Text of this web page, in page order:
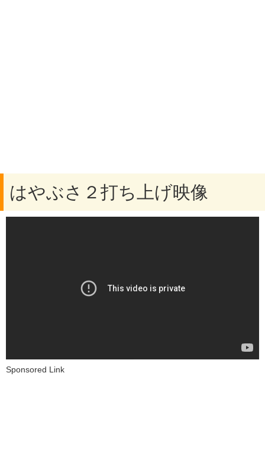
はやぶさ２打ち上げ映像
Sponsored Link